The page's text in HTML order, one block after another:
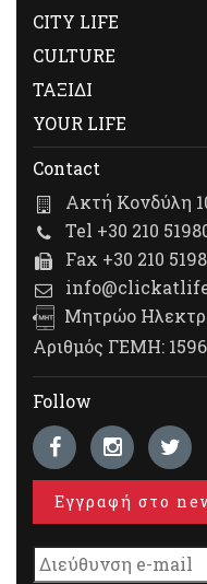
CITY LIFE
CULTURE
ΤΑΞΙΔΙ
YOUR LIFE
Contact
Ακτή Κονδύλη
Tel +30 210
Fax +30 210
Μητρώο
Αριθμός ΓΕΜΗ:
Follow
Εγγραφή στο